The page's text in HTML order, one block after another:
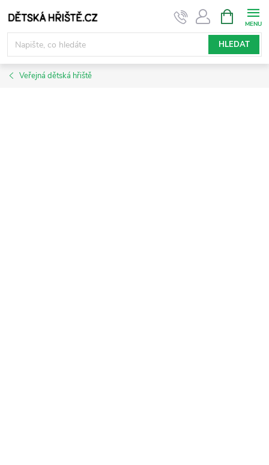
na
obsah
HLEDAT
NÁKUPNÍ
KOŠÍK
Veřejná dětská hřiště